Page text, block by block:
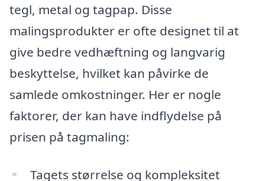
tegl, metal og tagpap. Disse
malingsprodukter er ofte designet til at
give bedre vedhæftning og langvarig
beskyttelse, hvilket kan påvirke de
samlede omkostninger. Her er nogle
faktorer, der kan have indflydelse på
prisen på tagmaling:
Tagets størrelse og kompleksitet